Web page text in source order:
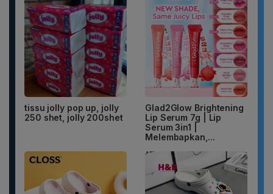
tissu jolly pop up, jolly
250 shet, jolly 200shet
Glad2Glow Brightening
Lip Serum 7g | Lip
Serum 3in1 |
Melembapkan,...